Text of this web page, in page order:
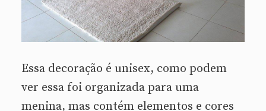
Essa decoração é unisex, como podem
ver essa foi organizada para uma
menina, mas contém elementos e cores